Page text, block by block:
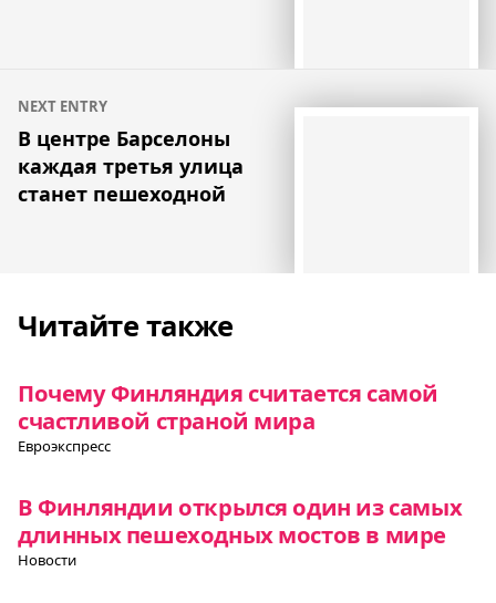
NEXT ENTRY
В центре Барселоны
каждая третья улица
станет пешеходной
Читайте также
Почему Финляндия считается самой
счастливой страной мира
Евроэкспресс
В Финляндии открылся один из самых
длинных пешеходных мостов в мире
Новости